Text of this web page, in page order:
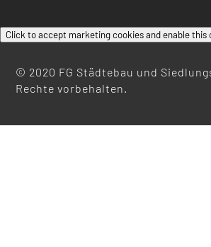
Click to accept marketing cookies and enable this
© 2020 FG Städtebau und
Rechte vorbehalten.